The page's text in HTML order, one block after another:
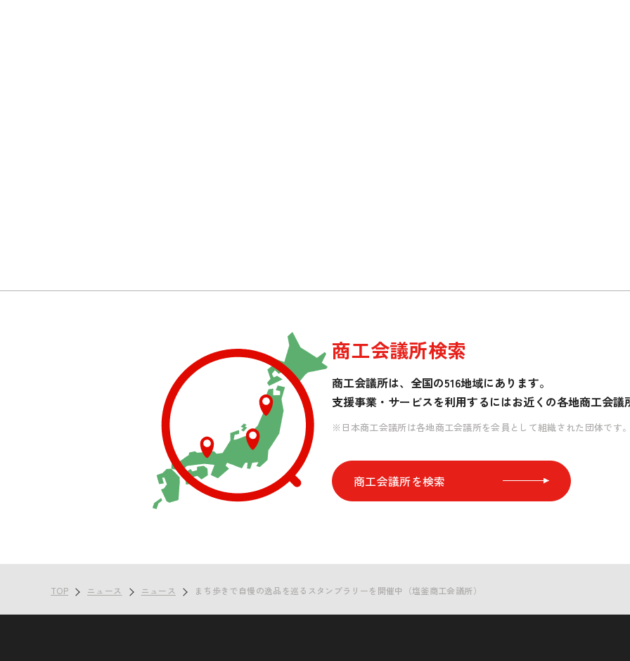
商工会議所検索
商工会議所は、全国の516地域にあります。
支援事業・サービスを利用するにはお近くの各地商工会議
※日本商工会議所は各地商工会議所を会員として組織された団体です。
商工会議所を検索
TOP ニュース ニュース まち歩きで自慢の逸品を巡るスタンプラリーを開催中（塩釜商工会議所）